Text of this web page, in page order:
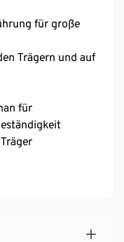
für große
Trägern und auf
für